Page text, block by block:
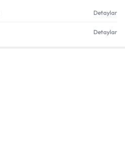
Detaylar
Detaylar